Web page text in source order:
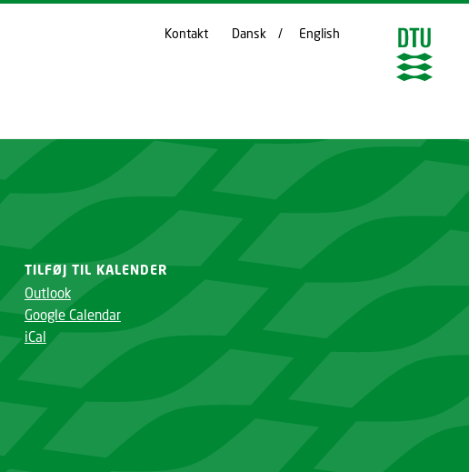
Kontakt Dansk English
TILFØJ TIL KALENDER
Outlook
Google Calendar
iCal